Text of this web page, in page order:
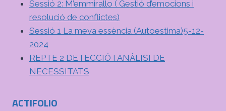
Sessió 2: M’emmirallo ( Gestió d’emocions i
resolució de conflictes)
Sessió 1 La meva essència (Autoestima)5-12-
2024
REPTE 2 DETECCIÓ I ANÀLISI DE
NECESSITATS
ACTIFOLIO